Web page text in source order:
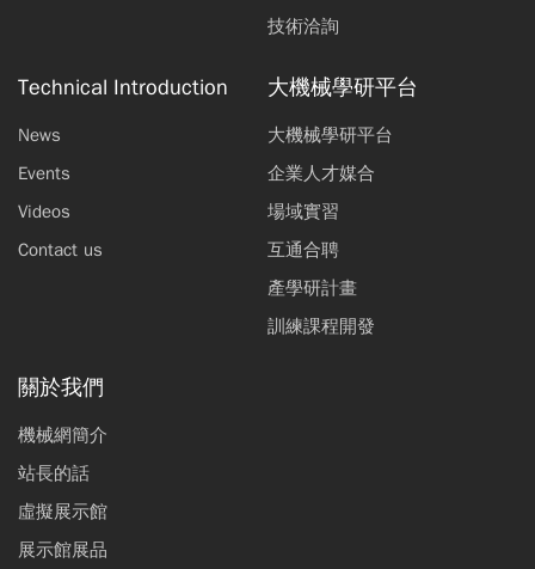
技術洽詢
Technical Introduction
News
Events
Videos
Contact us
大機械學研平台
大機械學研平台
企業人才媒合
場域實習
互通合聘
產學研計畫
訓練課程開發
關於我們
機械網簡介
站長的話
虛擬展示館
展示館展品